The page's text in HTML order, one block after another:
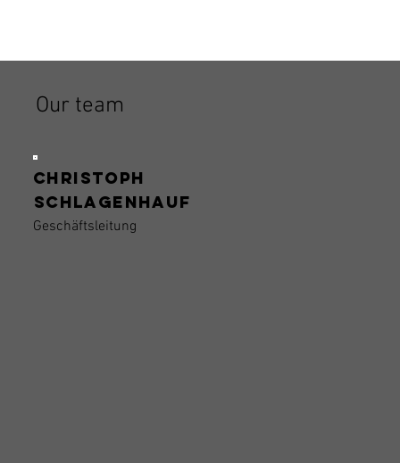
Our team
Christoph
Schlagenhauf
Geschäftsleitung